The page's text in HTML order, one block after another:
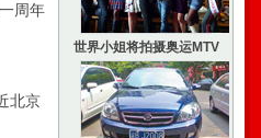
周年
北京
世界小姐将拍摄奥运MTV